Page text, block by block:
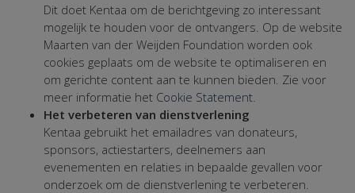
Dit doet Kentaa om de berichtgeving zo interessant
mogelijk te houden voor de ontvangers. Op de website
Maarten van der Weijden Foundation worden ook
cookies geplaats om de website te optimaliseren en
om gerichte content aan te kunnen bieden. Zie voor
meer informatie het Cookie Statement
Het verbeteren van dienstverlening
Kentaa gebruikt het emailadres van donateurs,
sponsors, actiestarters, deelnemers aan
evenementen en relaties in bepaalde gevallen voor
onderzoek om de dienstverlening te verbeteren.